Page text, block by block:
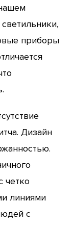
приборы
Дизайн
четко
линиями
с